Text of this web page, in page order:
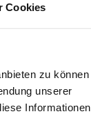
Cookies
zu können
unserer
Informationen